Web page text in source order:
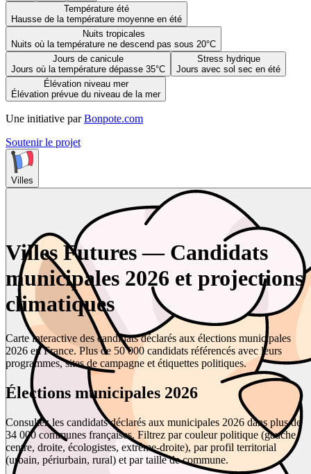
Température été
Hausse de la température moyenne en été
Nuits tropicales
Nuits où la température ne descend pas sous 20°C
Jours de canicule
Jours où la température dépasse 35°C
Stress hydrique
Jours avec sol sec en été
Élévation niveau mer
Élévation prévue du niveau de la mer
Une initiative par Bonpote.com
Soutenir le projet
Villes
Villes Futures — Candidats
municipales 2026 et projections
climatiques
Carte interactive des candidats déclarés aux élections municipales
2026 en France. Plus de 50 000 candidats référencés avec leurs
programmes, sites de campagne et étiquettes politiques.
Élections municipales 2026
Consultez les candidats déclarés aux municipales 2026 dans plus de
34 000 communes françaises. Filtrez par couleur politique (gauche,
centre, droite, écologistes, extrême-droite), par profil territorial
(urbain, périurbain, rural) et par taille de commune.